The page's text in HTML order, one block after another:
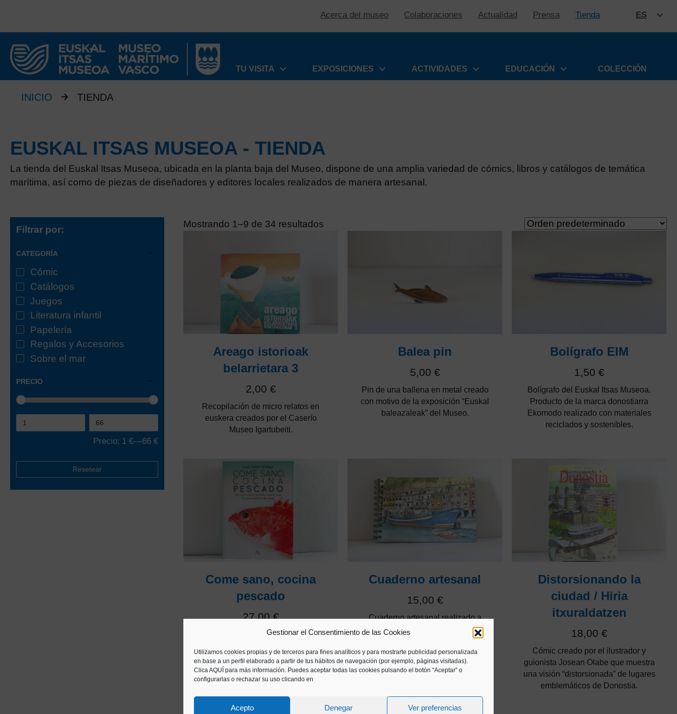
Gestionar el Consentimiento de las Cookies
Utilizamos cookies propias y de terceros para fines analíticos y para mostrarte publicidad personalizada
en base a un perfil elaborado a partir de tus hábitos de navegación (por ejemplo, páginas visitadas).
Clica AQUÍ para más información. Puedes aceptar todas las cookies pulsando el botón “Aceptar” o
configurarlas o rechazar su uso clicando en
Acepto Denegar Ver preferencias
Acerca del museo Colaboraciones Actualidad Prensa Tienda ES
TU VISITA
EXPOSICIONES ACTIVIDADES EDUCACIÓN COLECCIÓN
INICIO TIENDA
EUSKAL ITSAS MUSEOA - TIENDA
La tienda del Euskal Itsas Museoa, ubicada en la planta baja del Museo, dispone de una amplia variedad de cómics, libros y catálogos de temática
marítima, así como de piezas de diseñadores y editores locales realizados de manera artesanal.
Filtrar por:
CATEGORÍA
Cómic
Catálogos
Juegos
Literatura infantil
Papelería
Regalos y Accesorios
Sobre el mar
PRECIO
Precio: 1 €—66 €
Resetear
Mostrando 1–9 de 34 resultados
Areago istorioak
belarrietara 3
2,00 €
Recopilación de micro relatos en
euskera creados por el Caserío
Museo Igartubeiti.
Balea pin
5,00 €
Pin de una ballena en metal creado
con motivo de la exposición “Euskal
baleazaleak” del Museo.
Bolígrafo EIM
1,50 €
Bolígrafo del Euskal Itsas Museoa.
Producto de la marca donostiarra
Ekomodo realizado con materiales
reciclados y sostenibles.
Come sano, cocina
pescado
27,00€
Trucos y recetas para disfrutar de los
Cuaderno artesanal
15,00 €
Cuaderno artesanal realizado a
mano a partir de láminas decorativas
de paisajes de Euskal Herria,
txalupas o faros.
Distorsionando la
ciudad / Hiria
itxuraldatzen
18,00 €
Cómic creado por el ilustrador y
guionista Josean Olabe que muestra
una visión “distorsionada” de lugares
emblemáticos de Donostia.